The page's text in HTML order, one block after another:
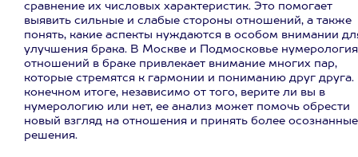
сравнение их числовых характеристик. Это помогает
выявить сильные и слабые стороны отношений, а также
понять, какие аспекты нуждаются в особом внимании
улучшения брака. В Москве и Подмосковье нумерология
отношений в браке привлекает внимание многих пар,
которые стремятся к гармонии и пониманию друг друга.
конечном итоге, независимо от того, верите ли вы в
нумерологию или нет, ее анализ может помочь обрести
новый взгляд на отношения и принять более осознанные
решения.